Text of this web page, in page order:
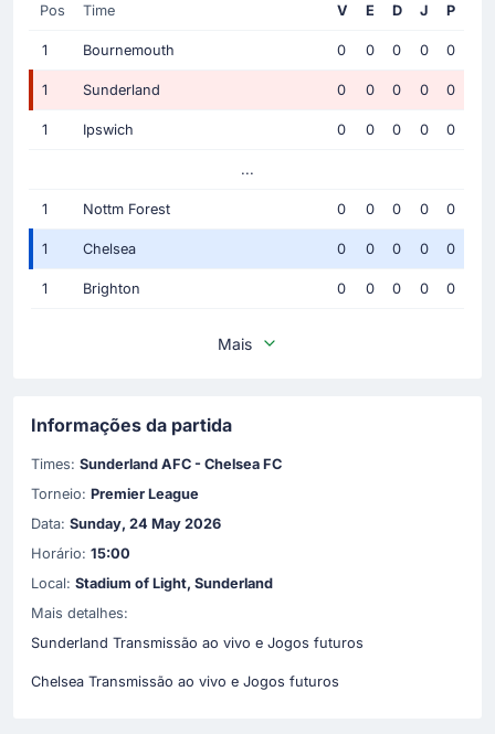
Pos Time V E D J P
1 Bournemouth 0 0 0 0 0
1 Sunderland 0 0 0 0 0
1 Ipswich 0 0 0 0 0
...
1 Nottm Forest 0 0 0 0 0
1 Chelsea 0 0 0 0 0
1 Brighton 0 0 0 0 0
Mais
Informações da partida
Times: Sunderland AFC - Chelsea FC
Torneio: Premier League
Data: Sunday, 24 May 2026
Horário: 15:00
Local: Stadium of Light, Sunderland
Mais detalhes:
Sunderland Transmissão ao vivo e Jogos futuros
Chelsea Transmissão ao vivo e Jogos futuros